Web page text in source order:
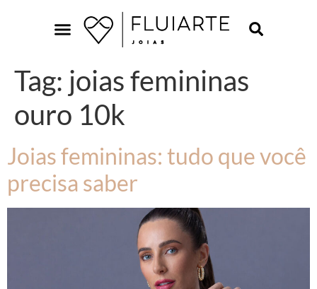
Tag: joias femininas
ouro 10k
Joias femininas: tudo que você
precisa saber